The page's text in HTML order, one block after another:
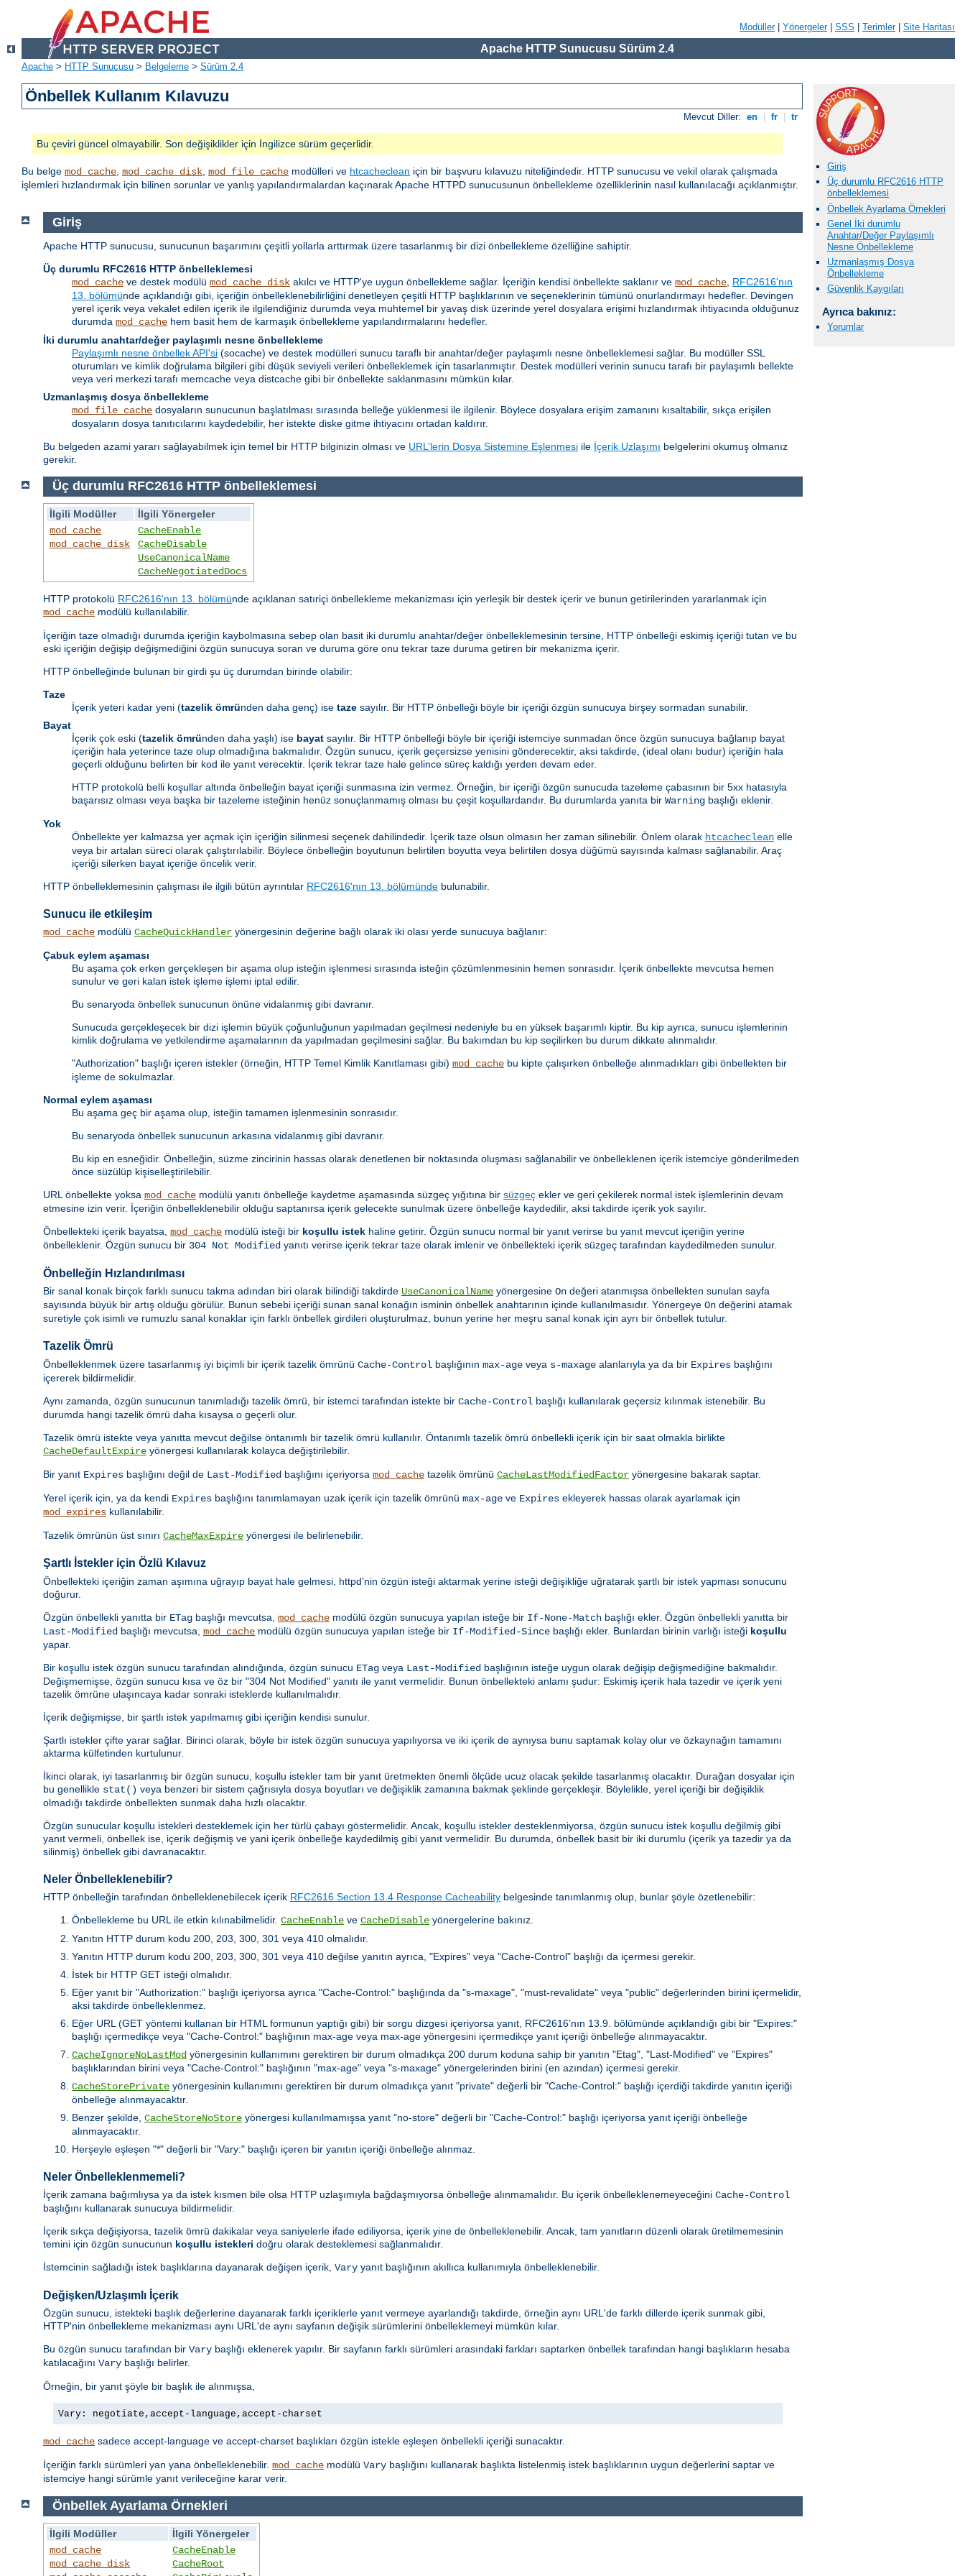
Modüller| Yönergeler| SSS Terimler| Site Haritası
Apache HTTP Sunucusu Sürüm 2.4
Apache > HTTP Sunucusu > Belgeleme > Sürüm 2.4
Önbellek Kullanım Kılavuzu
Mevcut Diller: en fr tr
Bu çeviri güncel olmayabilir. Son değişiklikler için İngilizce sürüm geçerlidir.
Bu belge mod_cache, mod_cache_disk, mod_file_cache modülleri ve htcacheclean için bir başvuru kılavuzu niteliğindedir. HTTP sunucusu ve vekil olarak çalışmada
işlemleri hızlandırmak için bilinen sorunlar ve yanlış yapılandırmalardan kaçınarak Apache HTTPD sunucusunun önbellekleme özelliklerinin nasıl kullanılacağı açıklanmıştır.
Giriş
Üç durumlu RFC2616 HTTP
önbelleklemesi
Önbellek Ayarlama Örnekleri
Genel İki durumlu
Anahtar/Değer Paylaşımlı
Nesne Önbellekleme
Uzmanlaşmış Dosya
Önbellekleme
Güvenlik Kaygıları
Ayrıca bakınız:
Yorumlar
Giriş
Apache HTTP sunucusu, sunucunun başarımını çeşitli yollarla arttırmak üzere tasarlanmış bir dizi önbellekleme özelliğine sahiptir.
Üç durumlu RFC2616 HTTP önbelleklemesi
mod_cache ve destek modülü mod_cache_disk akılcı ve HTTP'ye uygun önbellekleme sağlar. İçeriğin kendisi önbellekte saklanır ve mod_cache RFC2616'nın
13. bölümünde açıklandığı gibi, içeriğin önbelleklenebilirliğini denetleyen çeşitli HTTP başlıklarının ve seçeneklerinin tümünü onurlandırmayı hedefler. Devingen
yerel içerik veya vekalet edilen içerik ile ilgilendiğiniz durumda veya muhtemel bir yavaş disk üzerinde yerel dosyalara erişimi hızlandırmak ihtiyacında olduğunuz
durumda mod_cache hem basit hem de karmaşık önbellekleme yapılandırmalarını hedefler.
İki durumlu anahtar/değer paylaşımlı nesne önbellekleme
Paylaşımlı nesne önbellek API'si (socache) ve destek modülleri sunucu taraflı bir anahtar/değer paylaşımlı nesne önbelleklemesi sağlar. Bu modüller SSL
oturumları ve kimlik doğrulama bilgileri gibi düşük seviyeli verileri önbelleklemek için tasarlanmıştır. Destek modülleri verinin sunucu tarafı bir paylaşımlı bellekte
veya veri merkezi tarafı memcache veya distcache gibi bir önbellekte saklanmasını mümkün kılar.
Uzmanlaşmış dosya önbellekleme
mod_file_cache dosyaların sunucunun başlatılması sırasında belleğe yüklenmesi ile ilgilenir. Böylece dosyalara erişim zamanını kısaltabilir, sıkça erişilen
dosyaların dosya tanıtıcılarını kaydedebilir, her istekte diske gitme ihtiyacını ortadan kaldırır.
Bu belgeden azami yararı sağlayabilmek için temel bir HTTP bilginizin olması ve URL’lerin Dosya Sistemine Eşlenmesi ile İçerik Uzlaşımı belgelerini okumuş olmanız
gerekir.
Üç durumlu RFC2616 HTTP önbelleklemesi
İlgili Modüller
İlgili Yönergeler
mod_cache
mod_cache_disk
CacheEnable
CacheDisable
UseCanonicalName
CacheNegotiatedDocs
HTTP protokolü RFC2616'nın 13. bölümünde açıklanan satıriçi önbellekleme mekanizması için yerleşik bir destek içerir ve bunun getirilerinden yararlanmak için
mod_cache modülü kullanılabilir.
İçeriğin taze olmadığı durumda içeriğin kaybolmasına sebep olan basit iki durumlu anahtar/değer önbelleklemesinin tersine, HTTP önbelleği eskimiş içeriği tutan ve bu
eski içeriğin değişip değişmediğini özgün sunucuya soran ve duruma göre onu tekrar taze duruma getiren bir mekanizma içerir.
HTTP önbelleğinde bulunan bir girdi şu üç durumdan birinde olabilir:
Taze
İçerik yeteri kadar yeni (tazelik ömründen daha genç) ise taze sayılır. Bir HTTP önbelleği böyle bir içeriği özgün sunucuya birşey sormadan sunabilir.
Bayat
İçerik çok eski (tazelik ömründen daha yaşlı) ise bayat sayılır. Bir HTTP önbelleği böyle bir içeriği istemciye sunmadan önce özgün sunucuya bağlanıp bayat
içeriğin hala yeterince taze olup olmadığına bakmalıdır. Özgün sunucu, içerik geçersizse yenisini gönderecektir, aksi takdirde, (ideal olanı budur) içeriğin hala
geçerli olduğunu belirten bir kod ile yanıt verecektir. İçerik tekrar taze hale gelince süreç kaldığı yerden devam eder.
HTTP protokolü belli koşullar altında önbelleğin bayat içeriği sunmasına izin vermez. Örneğin, bir içeriği özgün sunucuda tazeleme çabasının bir 5xx hatasıyla
başarısız olması veya başka bir tazeleme isteğinin henüz sonuçlanmamış olması bu çeşit koşullardandır. Bu durumlarda yanıta bir Warning başlığı eklenir.
Yok
Önbellekte yer kalmazsa yer açmak için içeriğin silinmesi seçenek dahilindedir. İçerik taze olsun olmasın her zaman silinebilir. Önlem olarak htcacheclean elle
veya bir artalan süreci olarak çalıştırılabilir. Böylece önbelleğin boyutunun belirtilen boyutta veya belirtilen dosya düğümü sayısında kalması sağlanabilir. Araç
içeriği silerken bayat içeriğe öncelik verir.
HTTP önbelleklemesinin çalışması ile ilgili bütün ayrıntılar RFC2616'nın 13. bölümünde bulunabilir.
Sunucu ile etkileşim
mod_cache modülü CacheQuickHandler yönergesinin değerine bağlı olarak iki olası yerde sunucuya bağlanır:
Çabuk eylem aşaması
Bu aşama çok erken gerçekleşen bir aşama olup isteğin işlenmesi sırasında isteğin çözümlenmesinin hemen sonrasıdır. İçerik önbellekte mevcutsa hemen
sunulur ve geri kalan istek işleme işlemi iptal edilir.
Bu senaryoda önbellek sunucunun önüne vidalanmış gibi davranır.
Sunucuda gerçekleşecek bir dizi işlemin büyük çoğunluğunun yapılmadan geçilmesi nedeniyle bu en yüksek başarımlı kiptir. Bu kip ayrıca, sunucu işlemlerinin
kimlik doğrulama ve yetkilendirme aşamalarının da yapılmadan geçilmesini sağlar. Bu bakımdan bu kip seçilirken bu durum dikkate alınmalıdır.
"Authorization" başlığı içeren istekler (örneğin, HTTP Temel Kimlik Kanıtlaması gibi) mod_cache bu kipte çalışırken önbelleğe alınmadıkları gibi önbellekten bir
işleme de sokulmazlar.
Normal eylem aşaması
Bu aşama geç bir aşama olup, isteğin tamamen işlenmesinin sonrasıdır.
Bu senaryoda önbellek sunucunun arkasına vidalanmış gibi davranır.
Bu kip en esneğidir. Önbelleğin, süzme zincirinin hassas olarak denetlenen bir noktasında oluşması sağlanabilir ve önbelleklenen içerik istemciye gönderilmeden
önce süzülüp kişiselleştirilebilir.
URL önbellekte yoksa mod_cache modülü yanıtı önbelleğe kaydetme aşamasında süzgeç yığıtına bir süzgeç ekler ve geri çekilerek normal istek işlemlerinin devam
etmesine izin verir. İçeriğin önbelleklenebilir olduğu saptanırsa içerik gelecekte sunulmak üzere önbelleğe kaydedilir, aksi takdirde içerik yok sayılır.
Önbellekteki içerik bayatsa, mod_cache modülü isteği bir koşullu istek haline getirir. Özgün sunucu normal bir yanıt verirse bu yanıt mevcut içeriğin yerine
önbelleklenir. Özgün sunucu bir 304 Not Modified yanıtı verirse içerik tekrar taze olarak imlenir ve önbellekteki içerik süzgeç tarafından kaydedilmeden sunulur.
Önbelleğin Hızlandırılması
Bir sanal konak birçok farklı sunucu takma adından biri olarak bilindiği takdirde UseCanonicalName yönergesine On değeri atanmışsa önbellekten sunulan sayfa
sayısında büyük bir artış olduğu görülür. Bunun sebebi içeriği sunan sanal konağın isminin önbellek anahtarının içinde kullanılmasıdır. Yönergeye On değerini atamak
suretiyle çok isimli ve rumuzlu sanal konaklar için farklı önbellek girdileri oluşturulmaz, bunun yerine her meşru sanal konak için ayrı bir önbellek tutulur.
Tazelik Ömrü
Önbelleklenmek üzere tasarlanmış iyi biçimli bir içerik tazelik ömrünü Cache-Control başlığının max-age veya s-maxage alanlarıyla ya da bir Expires başlığını
içererek bildirmelidir.
Aynı zamanda, özgün sunucunun tanımladığı tazelik ömrü, bir istemci tarafından istekte bir Cache-Control başlığı kullanılarak geçersiz kılınmak istenebilir. Bu
durumda hangi tazelik ömrü daha kısaysa o geçerli olur.
Tazelik ömrü istekte veya yanıtta mevcut değilse öntanımlı bir tazelik ömrü kullanılır. Öntanımlı tazelik ömrü önbellekli içerik için bir saat olmakla birlikte
CacheDefaultExpire yönergesi kullanılarak kolayca değiştirilebilir.
Bir yanıt Expires başlığını değil de Last-Modified başlığını içeriyorsa mod_cache tazelik ömrünü CacheLastModifiedFactor yönergesine bakarak saptar.
Yerel içerik için, ya da kendi Expires başlığını tanımlamayan uzak içerik için tazelik ömrünü max-age ve Expires ekleyerek hassas olarak ayarlamak için
mod_expires kullanılabilir.
Tazelik ömrünün üst sınırı CacheMaxExpire yönergesi ile belirlenebilir.
Şartlı İstekler için Özlü Kılavuz
Önbellekteki içeriğin zaman aşımına uğrayıp bayat hale gelmesi, httpd’nin özgün isteği aktarmak yerine isteği değişikliğe uğratarak şartlı bir istek yapması sonucunu
doğurur.
Özgün önbellekli yanıtta bir ETag başlığı mevcutsa, mod_cache modülü özgün sunucuya yapılan isteğe bir If-None-Match başlığı ekler. Özgün önbellekli yanıtta bir
Last-Modified başlığı mevcutsa, mod_cache modülü özgün sunucuya yapılan isteğe bir If-Modified-Since başlığı ekler. Bunlardan birinin varlığı isteği koşullu
yapar.
Bir koşullu istek özgün sunucu tarafından alındığında, özgün sunucu ETag veya Last-Modified başlığının isteğe uygun olarak değişip değişmediğine bakmalıdır.
Değişmemişse, özgün sunucu kısa ve öz bir "304 Not Modified" yanıtı ile yanıt vermelidir. Bunun önbellekteki anlamı şudur: Eskimiş içerik hala tazedir ve içerik yeni
tazelik ömrüne ulaşıncaya kadar sonraki isteklerde kullanılmalıdır.
İçerik değişmişse, bir şartlı istek yapılmamış gibi içeriğin kendisi sunulur.
Şartlı istekler çifte yarar sağlar. Birinci olarak, böyle bir istek özgün sunucuya yapılıyorsa ve iki içerik de aynıysa bunu saptamak kolay olur ve özkaynağın tamamını
aktarma külfetinden kurtulunur.
İkinci olarak, iyi tasarlanmış bir özgün sunucu, koşullu istekler tam bir yanıt üretmekten önemli ölçüde ucuz olacak şekilde tasarlanmış olacaktır. Durağan dosyalar için
bu genellikle stat() veya benzeri bir sistem çağrısıyla dosya boyutları ve değişiklik zamanına bakmak şeklinde gerçekleşir. Böylelikle, yerel içeriği bir değişiklik
olmadığı takdirde önbellekten sunmak daha hızlı olacaktır.
Özgün sunucular koşullu istekleri desteklemek için her türlü çabayı göstermelidir. Ancak, koşullu istekler desteklenmiyorsa, özgün sunucu istek koşullu değilmiş gibi
yanıt vermeli, önbellek ise, içerik değişmiş ve yani içerik önbelleğe kaydedilmiş gibi yanıt vermelidir. Bu durumda, önbellek basit bir iki durumlu (içerik ya tazedir ya da
silinmiş) önbellek gibi davranacaktır.
Neler Önbelleklenebilir?
HTTP önbelleğin tarafından önbelleklenebilecek içerik RFC2616 Section 13.4 Response Cacheability belgesinde tanımlanmış olup, bunlar şöyle özetlenebilir:
Önbellekleme bu URL ile etkin kılınabilmelidir. CacheEnable ve CacheDisable yönergelerine bakınız.
Yanıtın HTTP durum kodu 200, 203, 300, 301 veya 410 olmalıdır.
Yanıtın HTTP durum kodu 200, 203, 300, 301 veya 410 değilse yanıtın ayrıca, "Expires" veya "Cache-Control" başlığı da içermesi gerekir.
İstek bir HTTP GET isteği olmalıdır.
Eğer yanıt bir "Authorization:" başlığı içeriyorsa ayrıca "Cache-Control:" başlığında da "s-maxage", "must-revalidate" veya "public" değerlerinden birini içermelidir,
aksi takdirde önbelleklenmez.
Eğer URL (GET yöntemi kullanan bir HTML formunun yaptığı gibi) bir sorgu dizgesi içeriyorsa yanıt, RFC2616’nın 13.9. bölümünde açıklandığı gibi bir "Expires:"
başlığı içermedikçe veya "Cache-Control:" başlığının max-age veya max-age yönergesini içermedikçe yanıt içeriği önbelleğe alınmayacaktır.
CacheIgnoreNoLastMod yönergesinin kullanımını gerektiren bir durum olmadıkça 200 durum koduna sahip bir yanıtın "Etag", "Last-Modified" ve "Expires"
başlıklarından birini veya "Cache-Control:" başlığının "max-age" veya "s-maxage" yönergelerinden birini (en azından) içermesi gerekir.
CacheStorePrivate yönergesinin kullanımını gerektiren bir durum olmadıkça yanıt "private" değerli bir "Cache-Control:" başlığı içerdiği takdirde yanıtın içeriği
önbelleğe alınmayacaktır.
Benzer şekilde, CacheStoreNoStore yönergesi kullanılmamışsa yanıt "no-store" değerli bir "Cache-Control:" başlığı içeriyorsa yanıt içeriği önbelleğe
alınmayacaktır.
Herşeyle eşleşen "*" değerli bir "Vary:" başlığı içeren bir yanıtın içeriği önbelleğe alınmaz.
Neler Önbelleklenmemeli?
İçerik zamana bağımlıysa ya da istek kısmen bile olsa HTTP uzlaşımıyla bağdaşmıyorsa önbelleğe alınmamalıdır. Bu içerik önbelleklenemeyeceğini Cache-Control
başlığını kullanarak sunucuya bildirmelidir.
İçerik sıkça değişiyorsa, tazelik ömrü dakikalar veya saniyelerle ifade ediliyorsa, içerik yine de önbelleklenebilir. Ancak, tam yanıtların düzenli olarak üretilmemesinin
temini için özgün sunucunun koşullu istekleri doğru olarak desteklemesi sağlanmalıdır.
İstemcinin sağladığı istek başlıklarına dayanarak değişen içerik, Vary yanıt başlığının akıllıca kullanımıyla önbelleklenebilir.
Değişken/Uzlaşımlı İçerik
Özgün sunucu, istekteki başlık değerlerine dayanarak farklı içeriklerle yanıt vermeye ayarlandığı takdirde, örneğin aynı URL'de farklı dillerde içerik sunmak gibi,
HTTP'nin önbellekleme mekanizması aynı URL'de aynı sayfanın değişik sürümlerini önbelleklemeyi mümkün kılar.
Bu özgün sunucu tarafından bir Vary başlığı eklenerek yapılır. Bir sayfanın farklı sürümleri arasındaki farkları saptarken önbellek tarafından hangi başlıkların hesaba
katılacağını Vary başlığı belirler.
Örneğin, bir yanıt şöyle bir başlık ile alınmışsa,
Vary: negotiate,accept-language,accept-charset
mod_cache sadece accept-language ve accept-charset başlıkları özgün istekle eşleşen önbellekli içeriği sunacaktır.
İçeriğin farklı sürümleri yan yana önbelleklenebilir. mod_cache modülü Vary başlığını kullanarak başlıkta listelenmiş istek başlıklarının uygun değerlerini saptar ve
istemciye hangi sürümle yanıt verileceğine karar verir.
Önbellek Ayarlama Örnekleri
İlgili Modüller
İlgili Yönergeler
mod_cache
mod_cache_disk
CacheEnable
CacheRoot